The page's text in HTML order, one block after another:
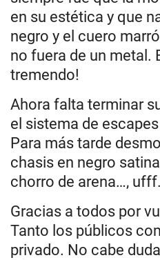
en su estética y que
negro y el cuero
no fuera de un metal.
tremendo!
Ahora falta terminar
el sistema de
Para más tarde
chasis en negro
chorro de arena…,
Gracias a todos por
Tanto los públicos
privado. No cabe